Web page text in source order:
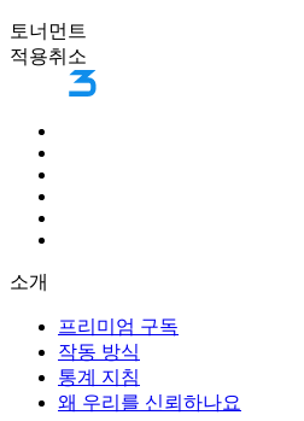
토너먼트
적용취소
소개
프리미엄 구독
작동 방식
통계 지침
왜 우리를 신뢰하나요